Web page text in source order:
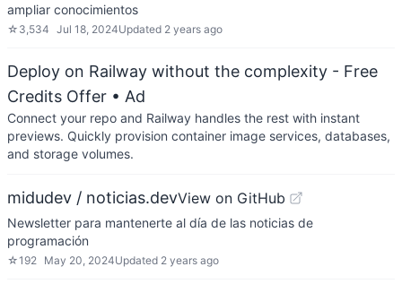
ampliar conocimientos
☆ 3,534 Jul 18, 2024Updated 2 years ago
Deploy on Railway without the complexity - Free
Credits Offer • Ad
Connect your repo and Railway handles the rest with instant
previews. Quickly provision container image services, databases,
and storage volumes.
midudev / noticias.devView on GitHub
Newsletter para mantenerte al día de las noticias de
programación
☆192 May 20, 2024Updated 2 years ago